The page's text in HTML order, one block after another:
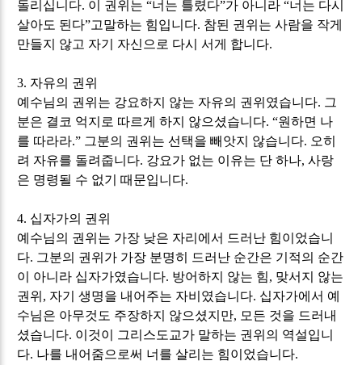
돌리십니다. 이 권위는“너는 틀렸다”가 아니라“너는 다시
살아도 된다”고말하는 힘입니다. 참된 권위는 사람을 작게
만들지 않고 자기 자신으로 다시 서게 합니다.
3. 자유의 권위
예수님의 권위는 강요하지 않는 자유의 권위였습니다. 그
분은 결코 억지로 따르게 하지 않으셨습니다. “원하면 나
를 따라라.” 그분의 권위는 선택을 빼앗지 않습니다. 오히
려 자유를 돌려줍니다. 강요가 없는 이유는 단 하나,사랑
은 명령될 수 없기 때문입니다.
4. 십자가의 권위
예수님의 권위는 가장 낮은 자리에서 드러난 힘이었습니
다. 그분의 권위가 가장 분명히 드러난 순간은 기적의 순간
이 아니라 십자가였습니다. 방어하지 않는 힘, 맞서지 않는
권위 , 자기 생명을 내어주는 자비였습니다. 십자가에서 예
수님은 아무것도 주장하지 않으셨지만, 모든 것을 드러내
셨습니다. 이것이 그리스도교가 말하는 권위의 역설입니
다. 나를 내어줌으로써 너를 살리는 힘이었습니다.